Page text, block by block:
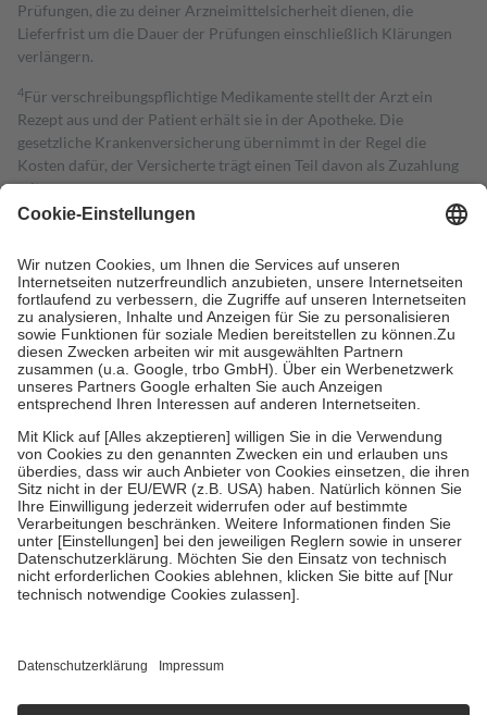
Prüfungen, die zu deiner Arzneimittelsicherheit dienen, die
Lieferfrist um die Dauer der Prüfungen einschließlich Klärungen
verlängern.
4Für verschreibungspflichtige Medikamente stellt der Arzt ein
Rezept aus und der Patient erhält sie in der Apotheke. Die
gesetzliche Krankenversicherung übernimmt in der Regel die
Kosten dafür, der Versicherte trägt einen Teil davon als Zuzahlung
mit.
Grundsätzlich leisten Mitglieder Zuzahlungen in Höhe von zehn
höchstens zehn Euro.
Es sind jedoch nie mehr als die tatsächlichen
Kosten der Leistung zu entrichten.
Diese Regeln gelten grundsätzlich auch für Online-Apotheken.
Bei Heilmitteln und häuslicher Krankenpflege beträgt die
Zuzahlung zehn Prozent der Kosten sowie zehn Euro je
Verordnung.
Um das Engagement der Versicherten für ihre eigene Gesundheit zu
stärken und die besondere Stellung der Familie zu unterstützen,
fallenkeine Zuzahlungenan bei:
• Kindern und Jugendlichen bis zum vollendeten 18. Lebensjahr
mit Ausnahme der Fahrkosten
• Untersuchungen zur Vorsorge und Früherkennung, die von der
GKV getragen werden
• empfohlenen Schutzimpfungen
• Harn- und Blutteststreifen
getroffen, um sicherzustellen, dass es sich um echte Bewertungen
https://help.etrusted.com/hc/de/articles/4419944605341